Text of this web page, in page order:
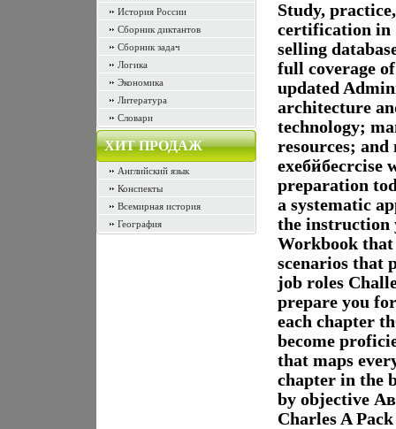
История России
Сборник диктантов
Сборник задач
Логика
Экономика
Литература
Словари
ХИТ ПРОДАЖ
Английский язык
Конспекты
Всемирная история
География
Study,
certification in
selling
full coverage
updated
architecture
technology;
resources;
exeбйбесrcise
preparation
a systematic
the instruction
Workbook that
scenarios that
job roles
prepare you
each chapter
become
that maps
chapter in the
by objective
Charles A